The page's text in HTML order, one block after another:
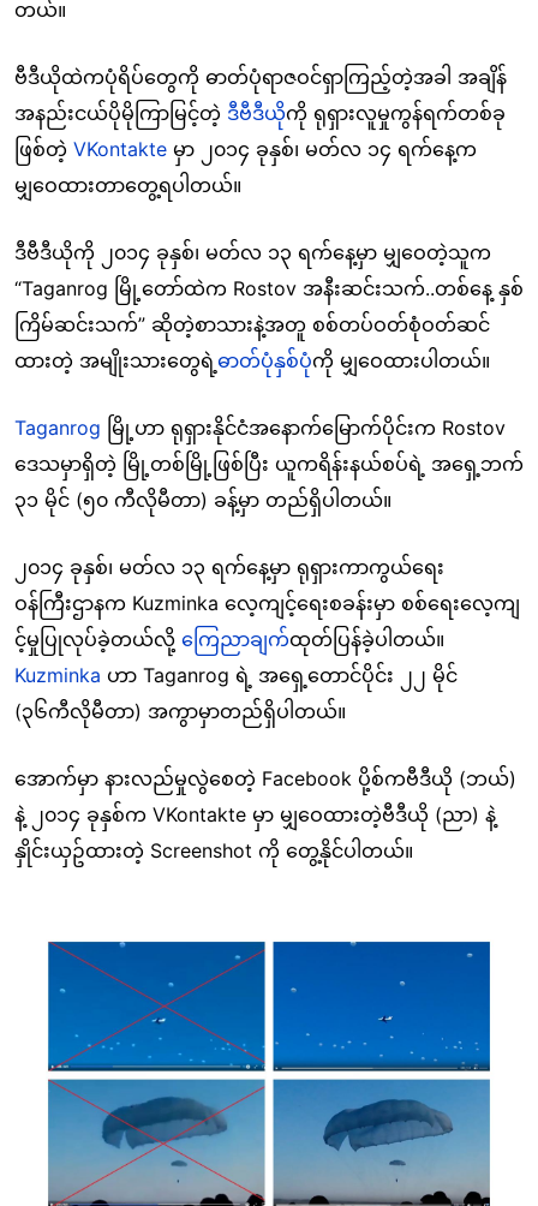
တယ်။
ဗီဒီယိုထဲကပုံရိပ်တွေကို ဓာတ်ပုံရာဇဝင်ရှာကြည့်တဲ့အခါ အချိန်
အနည်းငယ်ပိုမိုကြာမြင့်တဲ့ ဒီဗီဒီယိုကို ရုရှားလူမှုကွန်ရက်တစ်ခု
ဖြစ်တဲ့ VKontakte မှာ ၂၀၁၄ ခုနှစ်၊ မတ်လ ၁၄ ရက်နေ့က
မျှဝေထားတာတွေ့ရပါတယ်။
ဒီဗီဒီယိုကို ၂၀၁၄ ခုနှစ်၊ မတ်လ ၁၃ ရက်နေ့မှာ မျှဝေတဲ့သူက
“Taganrog မြို့တော်ထဲက Rostov အနီးဆင်းသက်..တစ်နေ့ နှစ်
ကြိမ်ဆင်းသက်” ဆိုတဲ့စာသားနဲ့အတူ စစ်တပ်ဝတ်စုံဝတ်ဆင်
ထားတဲ့ အမျိုးသားတွေရဲ့ ဓာတ်ပုံနှစ်ပုံကို မျှဝေထားပါတယ်။
Taganrog မြို့ဟာ ရုရှားနိုင်ငံအနောက်မြောက်ပိုင်းက Rostov
ဒေသမှာရှိတဲ့ မြို့တစ်မြို့ဖြစ်ပြီး ယူကရိန်းနယ်စပ်ရဲ့ အရှေ့ဘက်
၃၁ မိုင် (၅၀ ကီလိုမီတာ) ခန့်မှာ တည်ရှိပါတယ်။
၂၀၁၄ ခုနှစ်၊ မတ်လ ၁၃ ရက်နေ့မှာ ရုရှားကာကွယ်ရေး
ဝန်ကြီးဌာနက Kuzminka လေ့ကျင့်ရေးစခန်းမှာ စစ်ရေးလေ့ကျ
င့်မှုပြုလုပ်ခဲ့တယ်လို့ ကြေညာချက်ထုတ်ပြန်ခဲ့ပါတယ်။
Kuzminka ဟာ Taganrog ရဲ့ အရှေ့တောင်ပိုင်း ၂၂ မိုင်
(၃၆ကီလိုမီတာ) အကွာမှာတည်ရှိပါတယ်။
အောက်မှာ နားလည်မှုလွဲစေတဲ့ Facebook ပို့စ်ကဗီဒီယို (ဘယ်)
နဲ့ ၂၀၁၄ ခုနှစ်က VKontakte မှာ မျှဝေထားတဲ့ဗီဒီယို (ညာ) နဲ့
နှိုင်းယှဥ်ထားတဲ့ Screenshot ကို တွေ့နိုင်ပါတယ်။
Image